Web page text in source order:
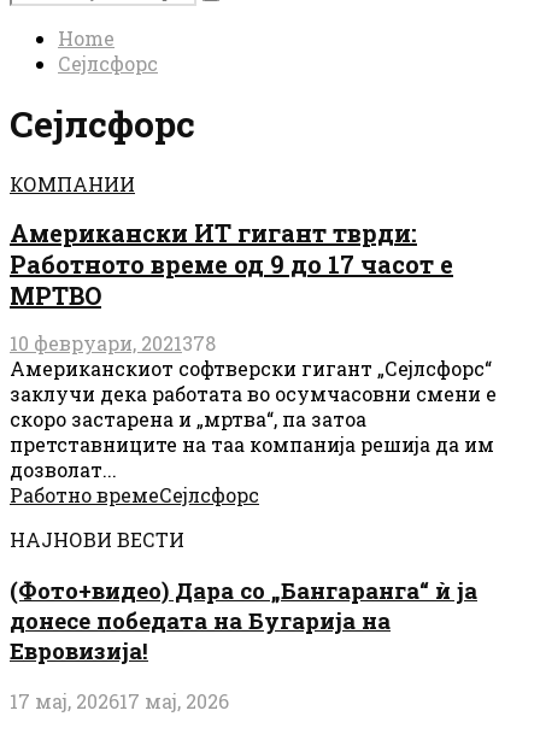
for:
Search
Home
Сејлсфорс
Сејлсфорс
КОМПАНИИ
Американски ИТ гигант тврди:
Работното време од 9 до 17 часот е
МРТВО
10 февруари, 2021378
Американскиот софтверски гигант „Сејлсфорс“
заклучи дека работата во осумчасовни смени е
скоро застарена и „мртва“, па затоа
претставниците на таа компанија решија да им
дозволат...
Работно времеСејлсфорс
НАЈНОВИ ВЕСТИ
(Фото+видео) Дара со „Бангаранга“ ѝ ја
донесе победата на Бугарија на
Евровизија!
17 мај, 202617 мај, 2026